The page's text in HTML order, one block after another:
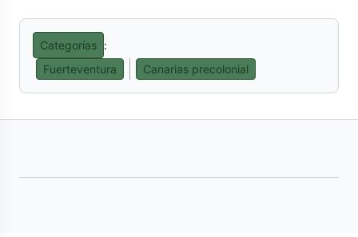
Categorías :
Fuerteventura
Canarias precolonial